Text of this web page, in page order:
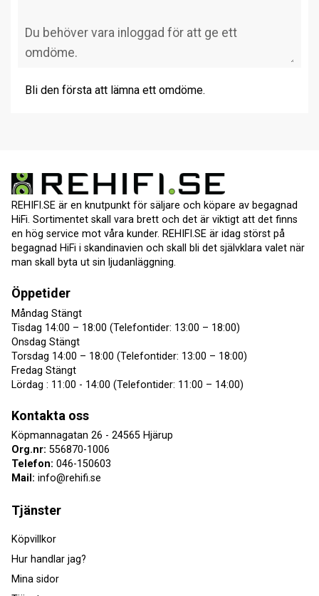
Bli den första att lämna ett omdöme.
REHIFI.SE är en knutpunkt för säljare och köpare av begagnad
HiFi. Sortimentet skall vara brett och det är viktigt att det finns
en hög service mot våra kunder. REHIFI.SE är idag störst på
begagnad HiFi i skandinavien och skall bli det självklara valet när
man skall byta ut sin ljudanläggning.
Öppetider
Måndag Stängt
Tisdag 14:00 – 18:00 (Telefontider: 13:00 – 18:00)
Onsdag Stängt
Torsdag 14:00 – 18:00 (Telefontider: 13:00 – 18:00)
Fredag Stängt
Lördag : 11:00 - 14:00 (Telefontider: 11:00 – 14:00)
Kontakta oss
Köpmannagatan 26 - 24565 Hjärup
Org.nr: 556870-1006
Telefon: 046-150603
Mail: info@rehifi.se
Tjänster
Köpvillkor
Hur handlar jag?
Mina sidor